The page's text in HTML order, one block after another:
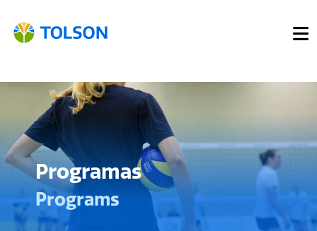
Programas
Programs